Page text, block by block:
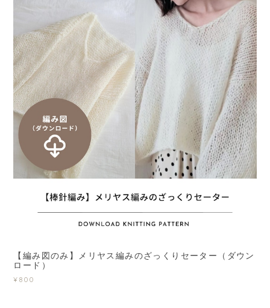
【編み図のみ】メリヤス編みのざっくりセーター（ダウン
ロード）
¥800